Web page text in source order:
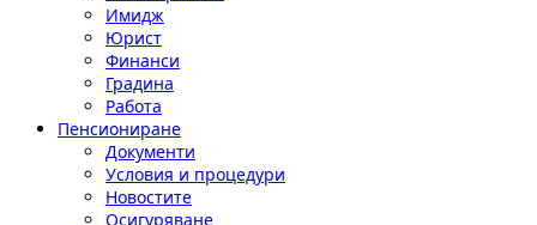
Имидж
Юрист
Финанси
Градина
Работа
Пенсиониране
Документи
Условия и процедури
Новостите
Осигуряване